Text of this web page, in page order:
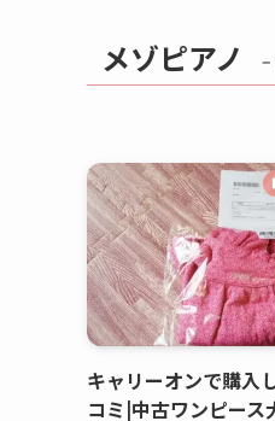
メゾピアノ
キャリーオンで購入
コミ|中古ワンピース